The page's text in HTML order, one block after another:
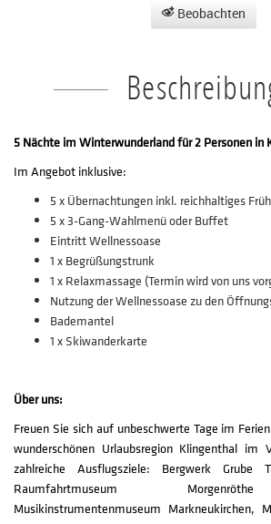
Beobachten
5 Nächte im Winterwunderland für 2 Personen in
Im Angebot inklusive:
5 x Übernachtungen inkl. reichhaltiges
5 x 3-Gang-Wahlmenü oder Buffet
Eintritt Wellnessoase
1 x Begrüßungstrunk
1 x Relaxmassage (Termin wird von uns
Nutzung der Wellnessoase zu den
Bademantel
1 x Skiwanderkarte
Über uns:
Freuen Sie sich auf unbeschwerte Tage im
wunderschönen Urlaubsregion Klingenthal im
zahlreiche Ausflugsziele: Bergwerk Grube
Raumfahrtmuseum
Musikinstrumentenmuseum Markneukirchen,